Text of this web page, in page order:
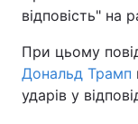
відповість" на
При цьому
Дональд Трамп
ударів у